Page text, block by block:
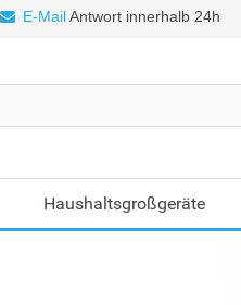
E-MailAntwort innerhalb 24h
Haushaltsgroßgeräte